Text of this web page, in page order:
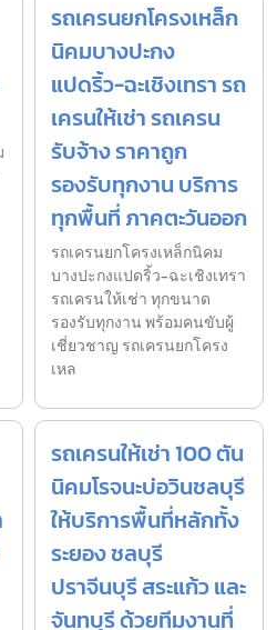
รถเครนยกโครงเหล็ก
นิคมบางปะกง
แปดริ้ว-ฉะเชิงเทรา รถ
เครนให้เช่า รถเครน
รับจ้าง ราคาถูก
รองรับทุกงาน บริการ
ทุกพื้นที่ ภาคตะวันออก
รถเครนยกโครงเหล็กนิคม
บางปะกงแปดริ้ว-ฉะเชิงเทรา
รถเครนให้เช่า ทุกขนาด
รองรับทุกงาน พร้อมคนขับผู้
เชี่ยวชาญ รถเครนยกโครง
เหล
รถเครนให้เช่า 100 ตัน
นิคมโรจนะบ่อวินชลบุรี
ให้บริการพื้นที่หลักทั้ง
ระยอง ชลบุรี
ปราจีนบุรี สระแก้ว และ
จันทบุรี ด้วยทีมงานที่